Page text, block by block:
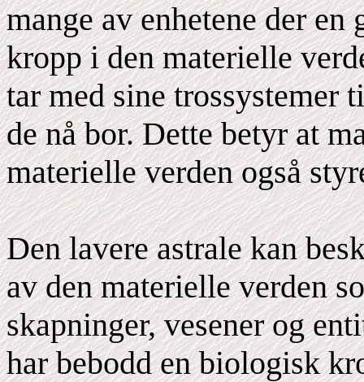
mange av enhetene der
kropp i den materielle
tar med sine trossystemer
de nå bor. Dette betyr at
materielle verden også
Den lavere astrale kan
av den materielle verden
skapninger, vesener og
har bebodd en biologisk